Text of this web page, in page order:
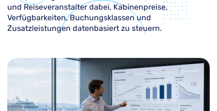
und Reiseveranstalter dabei, Kabinenpreise,
Verfügbarkeiten, Buchungsklassen und
Zusatzleistungen datenbasiert zu steuern.